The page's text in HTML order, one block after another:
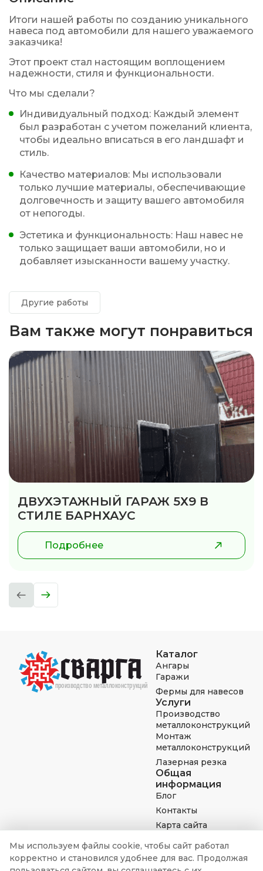
Итоги нашей работы по созданию уникального
навеса под автомобили для нашего уважаемого
заказчика!
Этот проект стал настоящим воплощением
надежности, стиля и функциональности.
Что мы сделали?
Индивидуальный подход: Каждый элемент
был разработан с учетом пожеланий клиента,
чтобы идеально вписаться в его ландшафт и
стиль.
Качество материалов: Мы использовали
только лучшие материалы, обеспечивающие
долговечность и защиту вашего автомобиля
от непогоды.
Эстетика и функциональность: Наш навес не
только защищает ваши автомобили, но и
добавляет изысканности вашему участку.
Другие работы
Вам также могут понравиться
ДВУХЭТАЖНЫЙ ГАРАЖ 5Х9 В
СТИЛЕ БАРНХАУС
Подробнее
Каталог
Ангары
Гаражи
Фермы для навесов
Услуги
Производство
металлоконструкций
Монтаж
металлоконструкций
Лазерная резка
Общая
информация
Блог
Контакты
Карта сайта
8 (800) 777-78-56
Мы используем файлы cookie, чтобы сайт работал
корректно и становился удобнее для вас. Продолжая